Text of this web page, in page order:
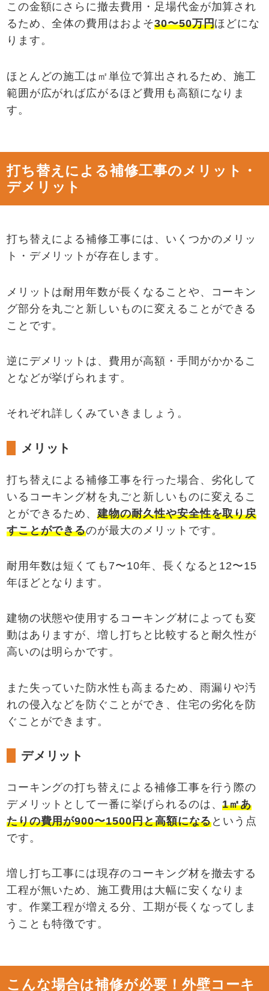
この金額にさらに撤去費用・足場代金が加算され
るため、全体の費用はおよそ30〜50万円ほどにな
ります。
ほとんどの施工は㎡単位で算出されるため、施工
範囲が広がれば広がるほど費用も高額になりま
す。
打ち替えによる補修工事のメリット・
デメリット
打ち替えによる補修工事には、いくつかのメリッ
ト・デメリットが存在します。
メリットは耐用年数が長くなることや、コーキン
グ部分を丸ごと新しいものに変えることができる
ことです。
逆にデメリットは、費用が高額・手間がかかるこ
となどが挙げられます。
それぞれ詳しくみていきましょう。
メリット
打ち替えによる補修工事を行った場合、劣化して
いるコーキング材を丸ごと新しいものに変えるこ
とができるため、建物の耐久性や安全性を取り戻
すことができるのが最大のメリットです。
耐用年数は短くても7〜10年、長くなると12〜15
年ほどとなります。
建物の状態や使用するコーキング材によっても変
動はありますが、増し打ちと比較すると耐久性が
高いのは明らかです。
また失っていた防水性も高まるため、雨漏りや汚
れの侵入などを防ぐことができ、住宅の劣化を防
ぐことができます。
デメリット
コーキングの打ち替えによる補修工事を行う際の
デメリットとして一番に挙げられるのは、1㎡あ
たりの費用が900〜1500円と高額になるという点
です。
増し打ち工事には現存のコーキング材を撤去する
工程が無いため、施工費用は大幅に安くなりま
す。作業工程が増える分、工期が長くなってしま
うことも特徴です。
こんな場合は補修が必要！外壁コーキ